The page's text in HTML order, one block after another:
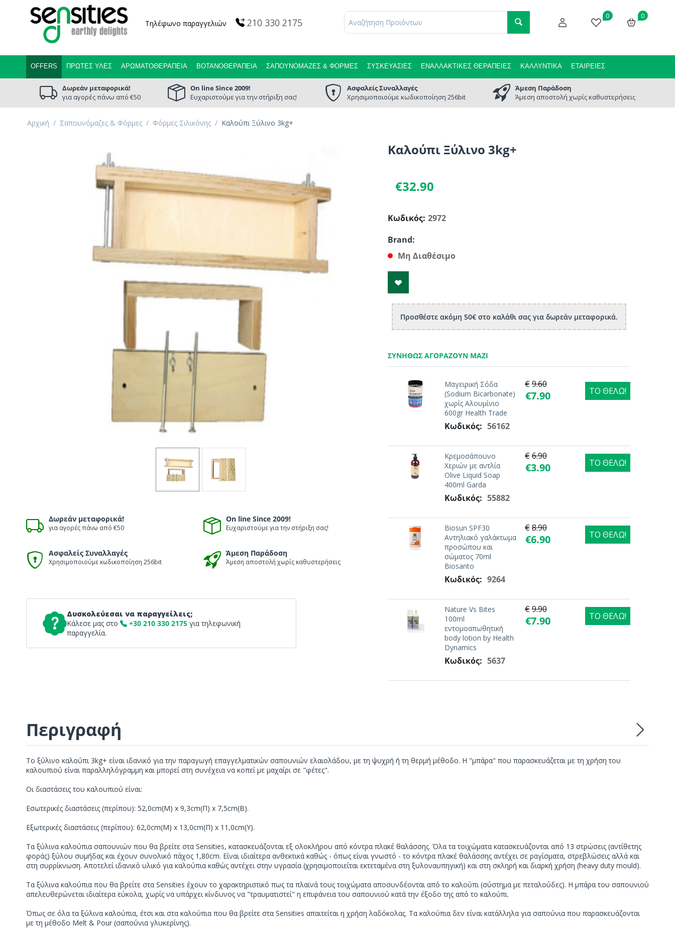
Τηλέφωνο παραγγελιών 210 330 2175
0
0
OFFERS ΠΡΏΤΕΣ ΎΛΕΣ ΑΡΩΜΑΤΟΘΕΡΑΠΕΊΑ ΒΟΤΑΝΟΘΕΡΑΠΕΊΑ ΣΑΠΟΥΝΌΜΑΖΕΣ & ΦΌΡΜΕΣ ΣΥΣΚΕΥΑΣΊΕΣ ΕΝΑΛΛΑΚΤΙΚΈΣ ΘΕΡΑΠΕΊΕΣ ΚΑΛΛΥΝΤΙΚΆ ΕΤΑΙΡΕΊΕΣ
Δωρεάν μεταφορικά!
για αγορές πάνω από €50
On line Since 2009!
Ευχαριστούμε για την στήριξη σας!
Ασφαλείς Συναλλαγές
Χρησιμοποιούμε κωδικοποίηση 256bit
Άμεση Παράδοση
Άμεση αποστολή χωρίς καθυστερήσεις
Αρχική / Σαπουνόμαζες & Φόρμες / Φόρμες Σιλικόνης / Καλούπι Ξύλινο 3kg+
Δωρεάν μεταφορικά!
για αγορές πάνω από €50
On line Since 2009!
Ευχαριστούμε για την στήριξη σας!
Ασφαλείς Συναλλαγές
Χρησιμοποιούμε κωδικοποίηση 256bit
Άμεση Παράδοση
Άμεση αποστολή χωρίς καθυστερήσεις
Δυσκολεύεσαι να παραγγείλεις;
Κάλεσε μας στο
+30 210 330 2175 για τηλεφωνική
παραγγελία.
Καλούπι Ξύλινο 3kg+
Brand:
€32.90
Κωδικός: 2972
Μη Διαθέσιμο
ΣΥΝΉΘΩΣ ΑΓΟΡΆΖΟΥΝ ΜΑΖΊ
Μαγειρική Σόδα
(Sodium Bicarbonate)
χωρίς Αλουμίνιο
600gr Health Trade
Κωδικός: 56162
€9.60
€7.90 ΤΟ ΘΕΛΩ!
Κρεμοσάπουνο
Χεριών με αντλία
Olive Liquid Soap
400ml Garda
Κωδικός: 55882
€6.90
€3.90 ΤΟ ΘΕΛΩ!
Biosun SPF30
Αντηλιακό γαλάκτωμα
προσώπου και
σώματος 70ml
Biosanto
Κωδικός: 9264
€8.90
€6.90 ΤΟ ΘΕΛΩ!
Nature Vs Bites
100ml
εντομοαπωθητική
body lotion by Health
Dynamics
Κωδικός: 5637
€9.90
€7.90 ΤΟ ΘΕΛΩ!
Προσθέστε ακόμη 50€ στο καλάθι σας για δωρεάν μεταφορικά.
Περιγραφή
Το ξύλινο καλούπι 3kg+ είναι ιδανικό για την παραγωγή επαγγελματικών σαπουνιών ελαιολάδου, με τη ψυχρή ή τη θερμή μέθοδο. Η "μπάρα" που παρασκευάζεται με τη χρήση του
καλουπιού είναι παραλληλόγραμμη και μπορεί στη συνέχεια να κοπεί με μαχαίρι σε "φέτες".
Οι διαστάσεις του καλουπιού είναι:
Εσωτερικές διαστάσεις (περίπου): 52,0cm(M) x 9,3cm(Π) x 7,5cm(Β).
Εξωτερικές διαστάσεις (περίπου): 62,0cm(M) x 13,0cm(Π) x 11,0cm(Y).
Τα ξύλινα καλούπια σαπουνιών που θα βρείτε στα Sensities, κατασκευάζονται εξ ολοκλήρου από κόντρα πλακέ θαλάσσης. Όλα τα τοιχώματα κατασκευάζονται από 13 στρώσεις (αντίθετης
φοράς) ξύλου συμήδας και έχουν συνολικό πάχος 1,80cm. Είναι ιδιαίτερα ανθεκτικά καθώς - όπως είναι γνωστό - το κόντρα πλακέ θαλάσσης αντέχει σε ραγίσματα, στρεβλώσεις αλλά και
στη συρρίκνωση. Αποτελεί ιδανικό υλικό για καλούπια καθώς αντέχει στην υγρασία (χρησιμοποιείται εκτεταμένα στη ξυλοναυπηγική) και στη σκληρή και διαρκή χρήση (heavy duty mould).
Τα ξύλινα καλούπια που θα βρείτε στα Sensities έχουν το χαρακτηριστικό πως τα πλαϊνά τους τοιχώματα αποσυνδέονται από το καλούπι (σύστημα με πεταλούδες). Η μπάρα του σαπουνιού
απελευθερώνεται ιδιαίτερα εύκολα, χωρίς να υπάρχει κίνδυνος να "τραυματιστεί" η επιφάνεια του σαπουνιού κατά την έξοδο της από το καλούπι.
Όπως σε όλα τα ξύλινα καλούπια, έτσι και στα καλούπια που θα βρείτε στα Sensities απαιτείται η χρήση λαδόκολας. Τα καλούπια δεν είναι κατάλληλα για σαπούνια που παρασκευάζονται
με τη μέθοδο Melt & Pour (σαπούνια γλυκερίνης).